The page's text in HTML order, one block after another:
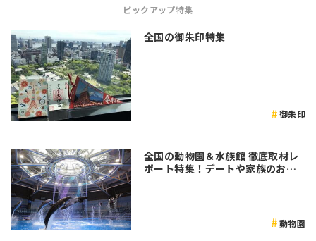
ピックアップ特集
全国の御朱印特集
御朱印
全国の動物園＆水族館 徹底取材レ
ポート特集！デートや家族のおで
動物園